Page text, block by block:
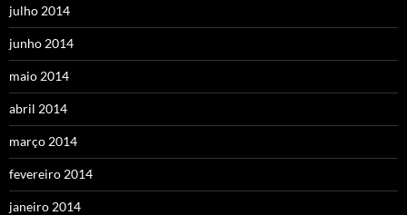
julho 2014
junho 2014
maio 2014
abril 2014
março 2014
fevereiro 2014
janeiro 2014